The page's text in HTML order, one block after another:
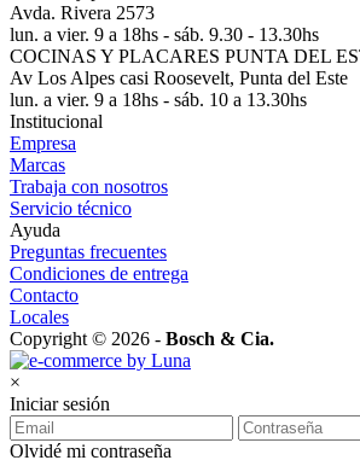
Avda. Rivera 2573
lun. a vier. 9 a 18hs - sáb. 9.30 - 13.30hs
COCINAS Y PLACARES PUNTA DEL
Av Los Alpes casi Roosevelt, Punta del Este
lun. a vier. 9 a 18hs - sáb. 10 a 13.30hs
Institucional
Empresa
Marcas
Trabaja con nosotros
Servicio técnico
Ayuda
Preguntas frecuentes
Condiciones de entrega
Contacto
Locales
Copyright © 2026 - Bosch & Cia.
×
Iniciar sesión
Olvidé mi contraseña